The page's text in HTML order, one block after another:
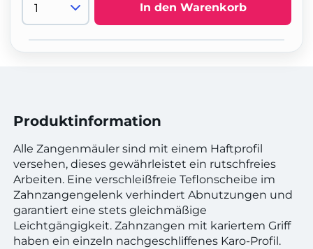
In den Warenkorb
Produktinformation
Alle Zangenmäuler sind mit einem Haftprofil
versehen, dieses gewährleistet ein rutschfreies
Arbeiten. Eine verschleißfreie Teflonscheibe im
Zahnzangengelenk verhindert Abnutzungen und
garantiert eine stets gleichmäßige
Leichtgängigkeit. Zahnzangen mit kariertem Griff
haben ein einzeln nachgeschliffenes Karo-Profil.